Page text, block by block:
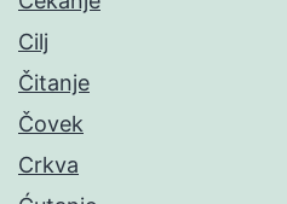
Cilj
Čitanje
Čovek
Crkva